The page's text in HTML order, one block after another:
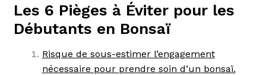
Les 6 Pièges à Éviter pour les
Débutants en Bonsaï
Risque de sous-estimer l’engagement
nécessaire pour prendre soin d’un bonsaï.